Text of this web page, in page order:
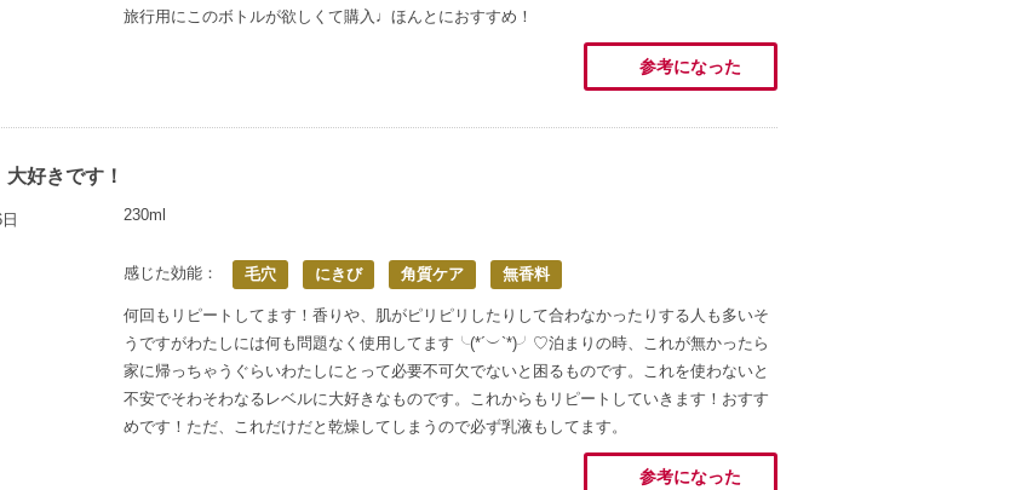
旅行用にこのボトルが欲しくて購入♩ほんとにおすすめ！
参考になった
大好きです！
230ml
感じた効能： 毛穴 にきび 角質ケア 無香料
何回もリピートしてます！香りや、肌がピリピリしたりして合わなかったりする人も多いそ
うですがわたしには何も問題なく使用してます╰(*´︶`*)╯♡泊まりの時、これが無かったら
家に帰っちゃうぐらいわたしにとって必要不可欠でないと困るものです。これを使わないと
不安でそわそわなるレベルに大好きなものです。これからもリピートしていきます！おすす
めです！ただ、これだけだと乾燥してしまうので必ず乳液もしてます。
参考になった